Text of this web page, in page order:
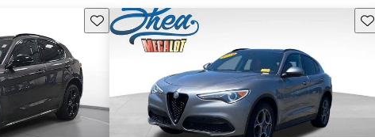
Guarda este Aviso